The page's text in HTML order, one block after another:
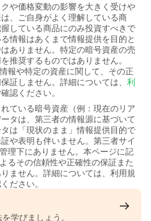
や価格変動の影響を大きく受けや
、ご自身がよく理解している商
している商品にのみ投資すべきで
情報はあくまで情報提供を目的と
ありません。特定の暗号資産の売
推奨するものではありません。
報や特定の資産に関して、その正
証しません。詳細については、 利
認ください。
ている暗号資産（例：現在のリア
タは、第三者の情報源に基づいて
は「現状のまま」情報提供目的で
や表明も伴いません。第三者サイ
理下にありません。本ページに記
るその信頼性や正確性の保証また
ません。詳細については、利用規
ださい。
学びましょう。